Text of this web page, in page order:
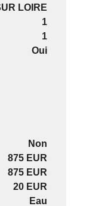
LOIRE
1
1
Oui
Non
875 EUR
875 EUR
20 EUR
Eau